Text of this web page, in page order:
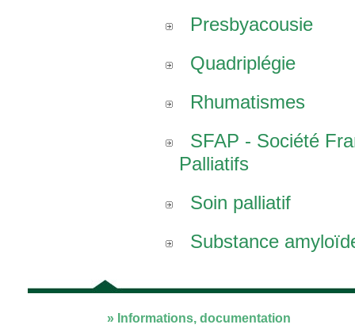
Presbyacousie
Quadriplégie
Rhumatismes
SFAP - Société
Palliatifs
Soin palliatif
Substance
» Informations, documentation